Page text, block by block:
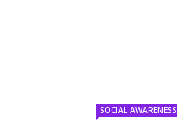
SOCIAL AWARENESS